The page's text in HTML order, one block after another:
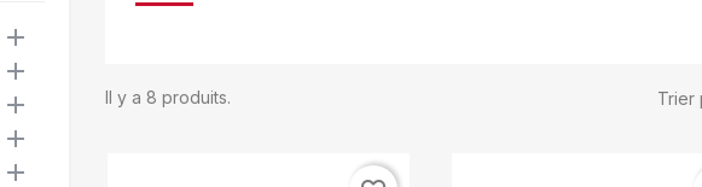





Il y a 8 produits. Trier